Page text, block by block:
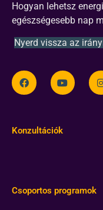
Hogyan lehetsz
egészségesebb nap
Nyerd vissza az
Konzultációk
Csoportos programok